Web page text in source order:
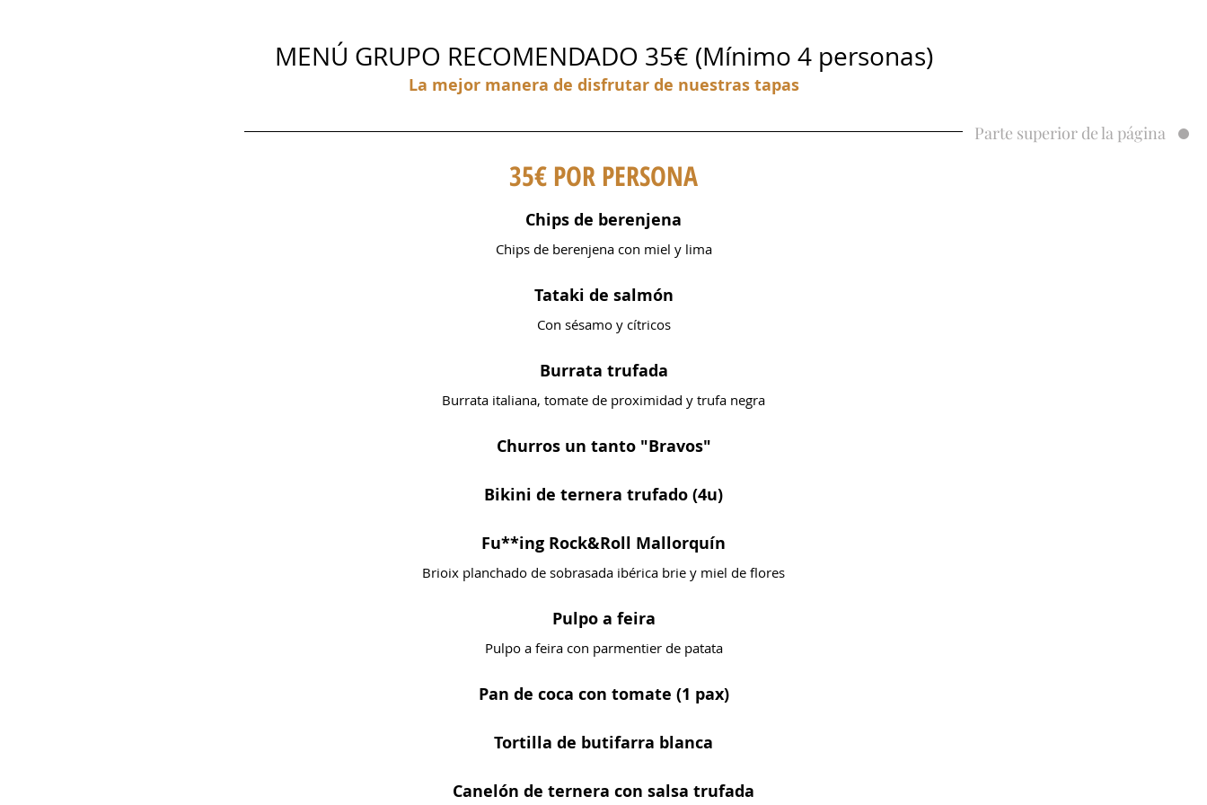
Parte superior de la página
MENÚ GRUPO RECOMENDADO 35€ (Mínimo 4 personas)
La mejor manera de disfrutar de nuestras tapas
35€ POR PERSONA
Chips de berenjena
Chips de berenjena con miel y lima
Tataki de salmón
Con sésamo y cítricos
Burrata trufada
Burrata italiana, tomate de proximidad y trufa negra
Churros un tanto "Bravos"
Bikini de ternera trufado (4u)
Fu**ing Rock&Roll Mallorquín
Brioix planchado de sobrasada ibérica brie y miel de flores
Pulpo a feira
Pulpo a feira con parmentier de patata
Pan de coca con tomate (1 pax)
Tortilla de butifarra blanca
Canelón de ternera con salsa trufada